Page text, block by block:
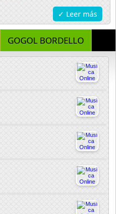
✓ Leer más
GOGOL BORDELLO